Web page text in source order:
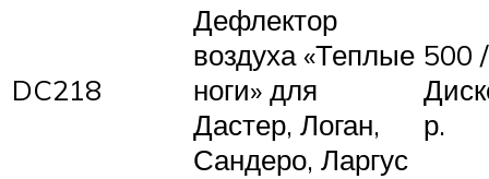
DC218
Дефлектор
воздуха «Теплые
ноги» для
Дастер, Логан,
Сандеро, Ларгус
500
р.